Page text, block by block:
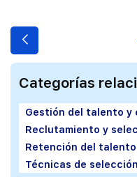
Categorías
Gestión del talento y
Reclutamiento y
Retención del talento
Técnicas de